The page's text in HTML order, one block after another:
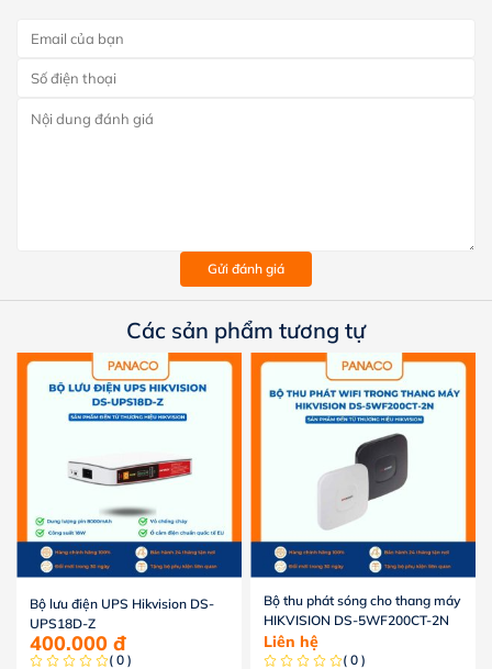
Gửi đánh giá
Các sản phẩm tương tự
Bộ lưu điện UPS Hikvision DS-
UPS18D-Z
400.000 đ
( 0 )
Bộ thu phát sóng cho thang máy
HIKVISION DS-5WF200CT-2N
Liên hệ
( 0 )